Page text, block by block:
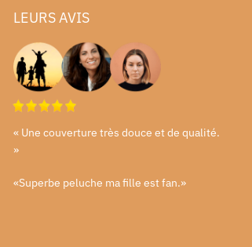
LEURS AVIS
« Une couverture très douce et de qualité.
»
«Superbe peluche ma fille est fan.»